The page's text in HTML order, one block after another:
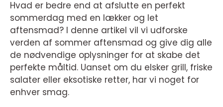
Hvad er bedre end at afslutte en perfekt
sommerdag med en lækker og let
aftensmad? I denne artikel vil vi udforske
verden af sommer aftensmad og give dig alle
de nødvendige oplysninger for at skabe det
perfekte måltid. Uanset om du elsker grill, friske
salater eller eksotiske retter, har vi noget for
enhver smag.